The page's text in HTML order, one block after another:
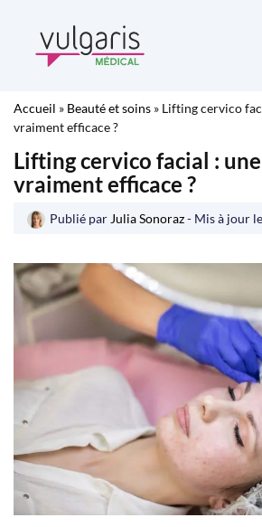
contenu
Accueil » Beauté et soins » Lifting cervico
vraiment efficace ?
Lifting cervico facial :
vraiment efficace ?
Publié par Julia Sonoraz- Mis à jour le